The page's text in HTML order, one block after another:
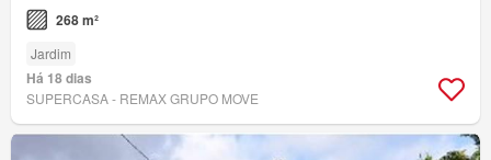
268 m²
Jardim
Há 18 dias
SUPERCASA - REMAX GRUPO MOVE